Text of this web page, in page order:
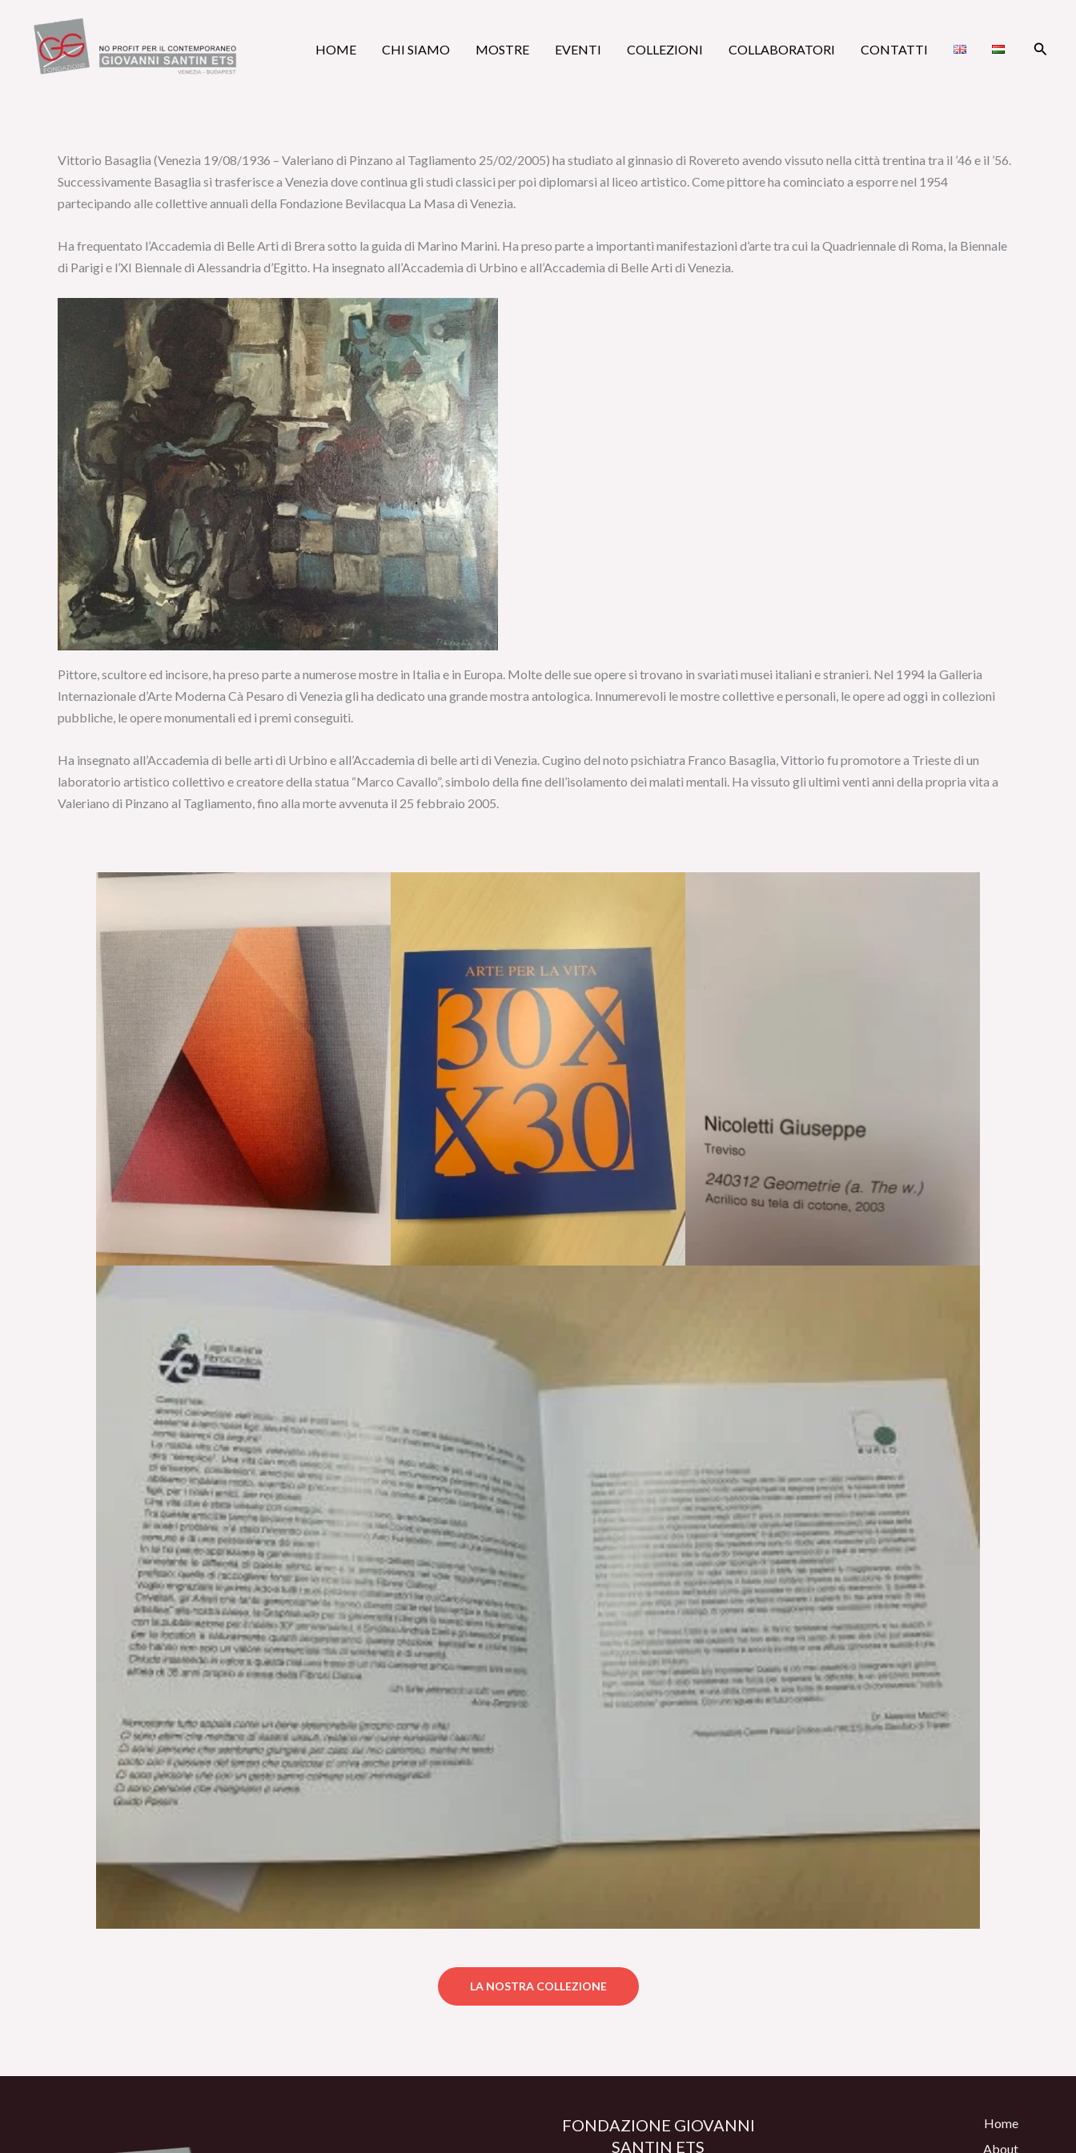
contenuto
HOME CHI SIAMO MOSTRE EVENTI COLLEZIONI COLLABORATORI CONTATTI Cerca
Vittorio Basaglia (Venezia 19/08/1936 – Valeriano di Pinzano al Tagliamento 25/02/2005) ha studiato al ginnasio di Rovereto avendo vissuto nella città trentina tra il ’46 e il ’56.
Successivamente Basaglia si trasferisce a Venezia dove continua gli studi classici per poi diplomarsi al liceo artistico. Come pittore ha cominciato a esporre nel 1954
partecipando alle collettive annuali della Fondazione Bevilacqua La Masa di Venezia.
Ha frequentato l’Accademia di Belle Arti di Brera sotto la guida di Marino Marini. Ha preso parte a importanti manifestazioni d’arte tra cui la Quadriennale di Roma, la Biennale
di Parigi e l’XI Biennale di Alessandria d’Egitto. Ha insegnato all’Accademia di Urbino e all’Accademia di Belle Arti di Venezia.
Pittore, scultore ed incisore, ha preso parte a numerose mostre in Italia e in Europa. Molte delle sue opere si trovano in svariati musei italiani e stranieri. Nel 1994 la Galleria
Internazionale d’Arte Moderna Cà Pesaro di Venezia gli ha dedicato una grande mostra antologica. Innumerevoli le mostre collettive e personali, le opere ad oggi in collezioni
pubbliche, le opere monumentali ed i premi conseguiti.
Ha insegnato all’Accademia di belle arti di Urbino e all’Accademia di belle arti di Venezia. Cugino del noto psichiatra Franco Basaglia, Vittorio fu promotore a Trieste di un
laboratorio artistico collettivo e creatore della statua “Marco Cavallo”, simbolo della fine dell’isolamento dei malati mentali. Ha vissuto gli ultimi venti anni della propria vita a
Valeriano di Pinzano al Tagliamento, fino alla morte avvenuta il 25 febbraio 2005.
LA NOSTRA COLLEZIONE
FONDAZIONE GIOVANNI
SANTIN ETS
Home
About